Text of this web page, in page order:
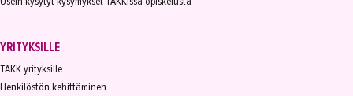
YRITYKSILLE
TAKK yrityksille
Henkilöstön kehittäminen